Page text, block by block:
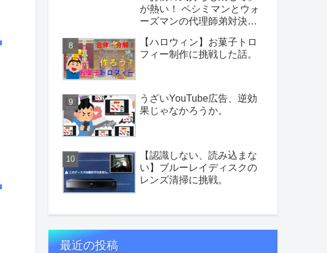
が熱い！ ペシミマンとウォ
ーズマンの代理師弟対決を
【ハロウィン】お菓子トロ
フィー制作に挑戦した話。
うざいYouTube広告、逆効
果じゃなかろうか。
【認識しない、読み込まな
い】ブルーレイディスクの
レンズ清掃に挑戦。
最近の投稿